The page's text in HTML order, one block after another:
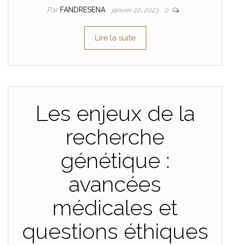
Par FANDRESENA janvier 20, 2023 0
Lire la suite
Les enjeux de la
recherche
génétique :
avancées
médicales et
questions éthiques